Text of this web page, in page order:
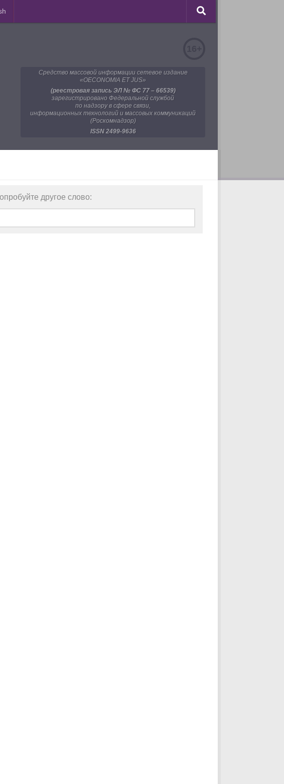
Средство массовой информации сетевое издание
«OECONOMIA ET JUS»
(реестровая запись ЭЛ № ФС 77 – 66539)
зарегистрировано Федеральной службой
по надзору в сфере связи,
информационных технологий и массовых коммуникаций
(Роскомнадзор)
ISSN 2499-9636
другое слово: